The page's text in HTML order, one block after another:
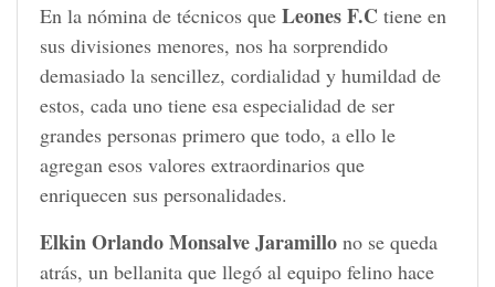
En la nómina de técnicos que Leones F.C tiene en
sus divisiones menores, nos ha sorprendido
demasiado la sencillez, cordialidad y humildad de
estos, cada uno tiene esa especialidad de ser
grandes personas primero que todo, a ello le
agregan esos valores extraordinarios que
enriquecen sus personalidades.
Elkin Orlando Monsalve Jaramillo no se queda
atrás, un bellanita que llegó al equipo felino hace